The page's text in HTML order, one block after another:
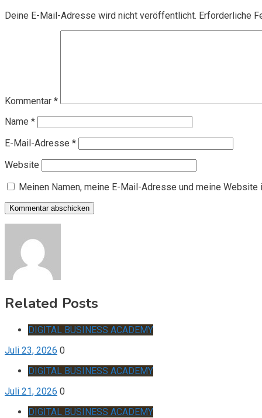
Deine E-Mail-Adresse wird nicht veröffentlicht. Erforderliche
Kommentar *
Name *
E-Mail-Adresse *
Website
Meinen Namen, meine E-Mail-Adresse und meine
Related Posts
DIGITAL BUSINESS ACADEMY
Juli 23, 2026 0
DIGITAL BUSINESS ACADEMY
Juli 21, 2026 0
DIGITAL BUSINESS ACADEMY